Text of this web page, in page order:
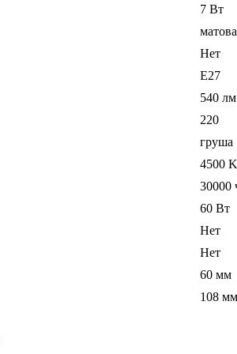
7 Вт
Нет
E27
540 лм
220
груша
4500 K
30000
60 Вт
Нет
Нет
60 мм
108 мм